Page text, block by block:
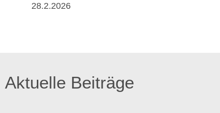
28.2.2026
Aktuelle Beiträge